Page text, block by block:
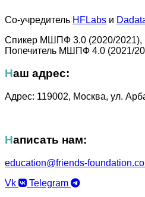
Со-учредитель HFLabs и
Спикер МШПФ 3.0 (2020/
Попечитель МШПФ 4.0 (2021/
Наш адрес:
Адрес: 119002, Москва, ул.
Написать нам:
education@friends-foundation.
Vk
Telegram